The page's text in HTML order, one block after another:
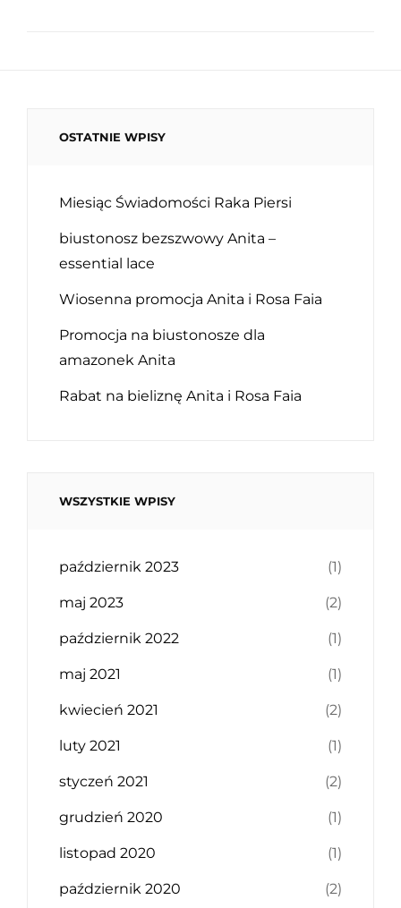
OSTATNIE WPISY
Miesiąc Świadomości Raka Piersi
biustonosz bezszwowy Anita –
essential lace
Wiosenna promocja Anita i Rosa Faia
Promocja na biustonosze dla
amazonek Anita
Rabat na bieliznę Anita i Rosa Faia
WSZYSTKIE WPISY
październik 2023 (1)
maj 2023 (2)
październik 2022 (1)
maj 2021 (1)
kwiecień 2021 (2)
luty 2021 (1)
styczeń 2021 (2)
grudzień 2020 (1)
listopad 2020 (1)
październik 2020 (2)